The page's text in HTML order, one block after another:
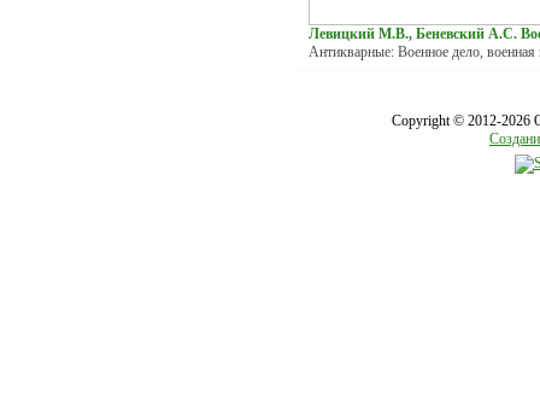
Левицкий М.В., Беневский А.С.
Антикварные: Военное дело, военная
Copyright © 2012-2026